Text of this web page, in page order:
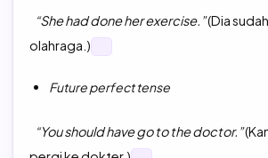
“She had done her exercise.”(Dia
olahraga.)
Future perfect tense
“You should have go to the doctor.”